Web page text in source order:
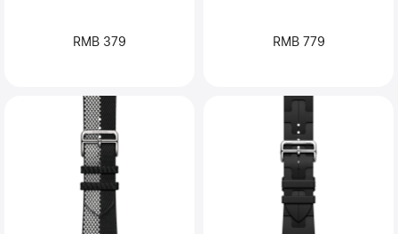
RMB 379 RMB 779